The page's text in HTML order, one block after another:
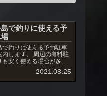
で釣りに使える予
で釣りに使える予約駐車
内します。 周辺の有料駐
も安く使える場合が多
駐車場への出入りも自由
2021.08.25